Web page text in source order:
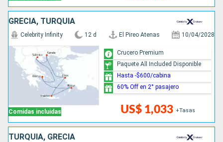
GRECIA, TURQUÍA
Comidas incluidas
Celebrity Infinity 12 d El Pireo Atenas 10/04/2028
US$ 1,033 +Tasas
Crucero Premium
Paquete All Included Disponible
Hasta -$600/cabina
60% Off en 2° pasajero
TURQUÍA, GRECIA